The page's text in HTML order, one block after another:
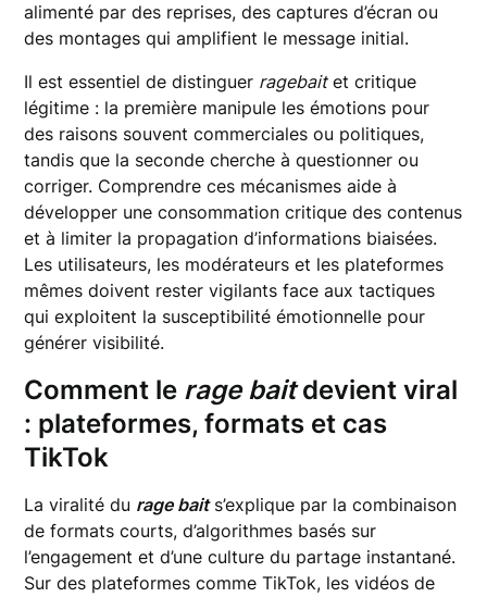
alimenté par des reprises, des captures d’écran ou
des montages qui amplifient le message initial.
Il est essentiel de distinguer ragebaitet critique
légitime : la première manipule les émotions pour
des raisons souvent commerciales ou politiques,
tandis que la seconde cherche à questionner ou
corriger. Comprendre ces mécanismes aide à
développer une consommation critique des contenus
et à limiter la propagation d’informations biaisées.
Les utilisateurs, les modérateurs et les plateformes
mêmes doivent rester vigilants face aux tactiques
qui exploitent la susceptibilité émotionnelle pour
générer visibilité.
Comment le rage baitdevientviral
: plateformes, formats et cas
TikTok
La viralité du rage baits’explique par la combinaison
de formats courts, d’algorithmes basés sur
l’engagement et d’une culture du partage instantané.
Sur des plateformes comme TikTok, les vidéos de